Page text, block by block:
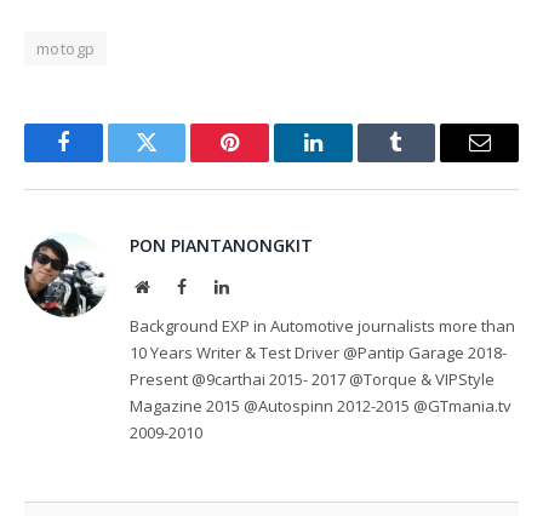
motogp
FacebookTwitter Pinterest LinkedInTumblr Email
PON PIANTANONGKIT
WebsiteFacebookLinkedIn
Background EXP in Automotive journalists more than
10 Years Writer & Test Driver @Pantip Garage 2018-
Present @9carthai 2015- 2017 @Torque & VIPStyle
Magazine 2015 @Autospinn 2012-2015 @GTmania.tv
2009-2010